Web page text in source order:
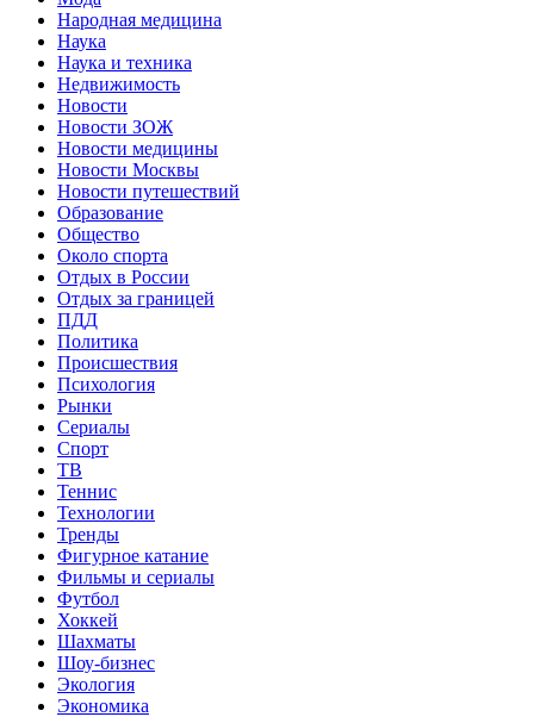
Народная медицина
Наука
Наука и техника
Недвижимость
Новости
Новости ЗОЖ
Новости медицины
Новости Москвы
Новости путешествий
Образование
Общество
Около спорта
Отдых в России
Отдых за границей
ПДД
Политика
Происшествия
Психология
Рынки
Сериалы
Спорт
ТВ
Теннис
Технологии
Тренды
Фигурное катание
Фильмы и сериалы
Футбол
Хоккей
Шахматы
Шоу-бизнес
Экология
Экономика